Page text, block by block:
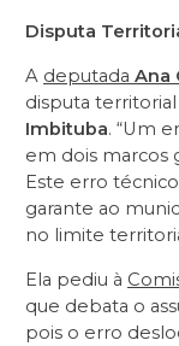
Disputa
A deputada Ana
disputa
Imbituba. “Um
em dois marcos
Este erro
garante ao
no limite
Ela pediu à
que debata o
pois o erro